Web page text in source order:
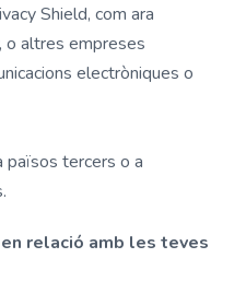
Shield, com ara
o altres empreses
electròniques o
països tercers o a
relació amb les teves